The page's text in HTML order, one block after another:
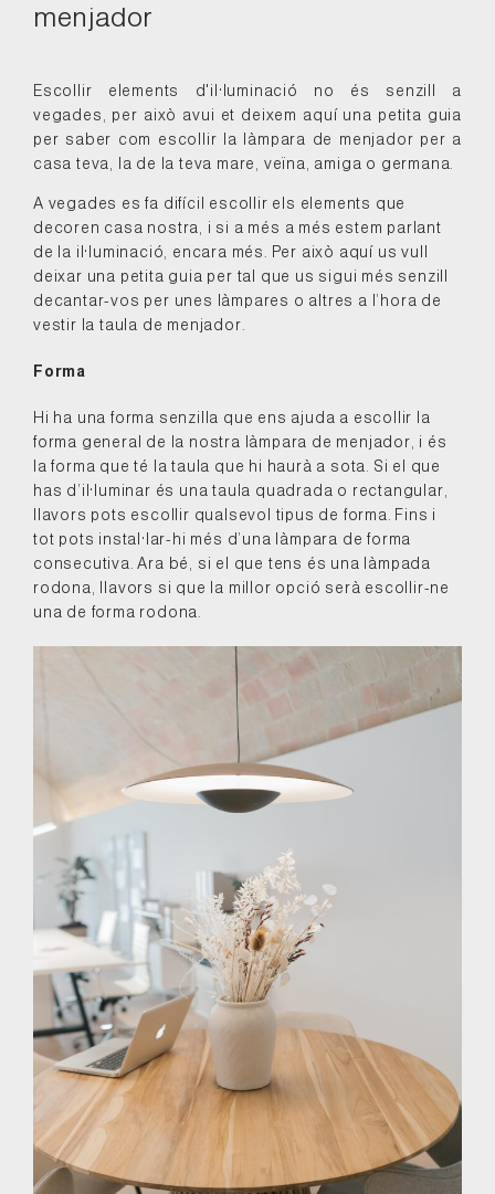
menjador
Escollir elements d'il·luminació no és senzill a
vegades, per això avui et deixem aquí una petita guia
per saber com escollir la làmpara de menjador per a
casa teva, la de la teva mare, veïna, amiga o germana.
A vegades es fa difícil escollir els elements que
decoren casa nostra, i si a més a més estem parlant
de la il·luminació, encara més. Per això aquí us vull
deixar una petita guia per tal que us sigui més senzill
decantar-vos per unes làmpares o altres a l’hora de
vestir la taula de menjador.
Forma
Hi ha una forma senzilla que ens ajuda a escollir la
forma general de la nostra làmpara de menjador, i és
la forma que té la taula que hi haurà a sota. Si el que
has d’il·luminar és una taula quadrada o rectangular,
llavors pots escollir qualsevol tipus de forma. Fins i
tot pots instal·lar-hi més d’una làmpara de forma
consecutiva. Ara bé, si el que tens és una làmpada
rodona, llavors si que la millor opció serà escollir-ne
una de forma rodona.